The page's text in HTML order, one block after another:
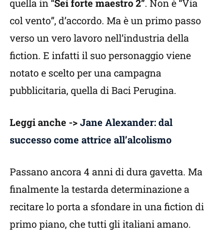
quella in “Sei forte maestro 2”. Non è “Via
col vento”, d’accordo. Ma è un primo passo
verso un vero lavoro nell’industria della
fiction. E infatti il suo personaggio viene
notato e scelto per una campagna
pubblicitaria, quella di Baci Perugina.
Leggi anche ->Jane Alexander: dal
successo come attrice all’alcolismo
Passano ancora 4 anni di dura gavetta. Ma
finalmente la testarda determinazione a
recitare lo porta a sfondare in una fiction di
primo piano, che tutti gli italiani amano.